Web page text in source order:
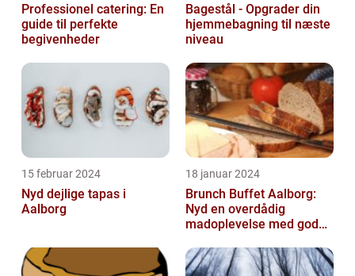
Professionel catering: En
guide til perfekte
begivenheder
Bagestål - Opgrader din
hjemmebagning til næste
niveau
15 februar 2024
Nyd dejlige tapas i
Aalborg
18 januar 2024
Brunch Buffet Aalborg:
Nyd en overdådig
madoplevelse med gode